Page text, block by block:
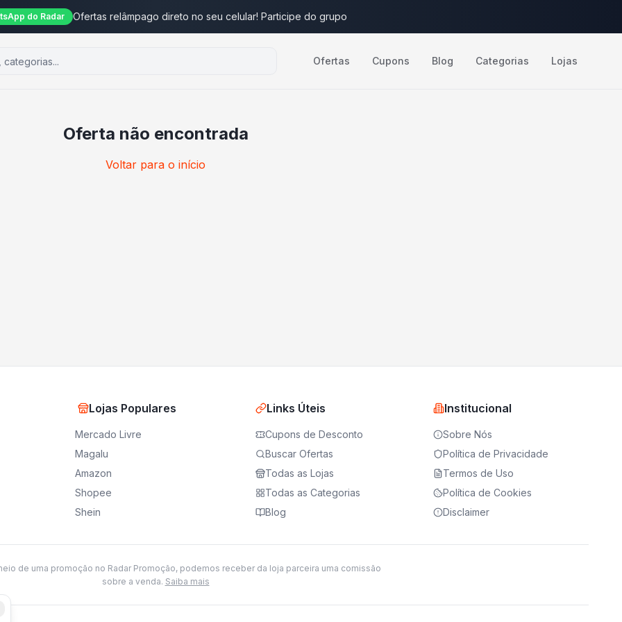
do Radar Ofertas relâmpago direto no seu celular! Participe do grupo
Ofertas Cupons Blog Categorias Lojas
Oferta não encontrada
Voltar para o início
Lojas Populares
Mercado Livre
Magalu
Amazon
Shopee
Shein
Links Úteis
Cupons de Desconto
Buscar Ofertas
Todas as Lojas
Todas as Categorias
Blog
Institucional
Sobre Nós
Política de Privacidade
Termos de Uso
Política de Cookies
Disclaimer
de uma promoção no Radar Promoção, podemos receber da loja parceira uma comissão
sobre a venda. Saiba mais